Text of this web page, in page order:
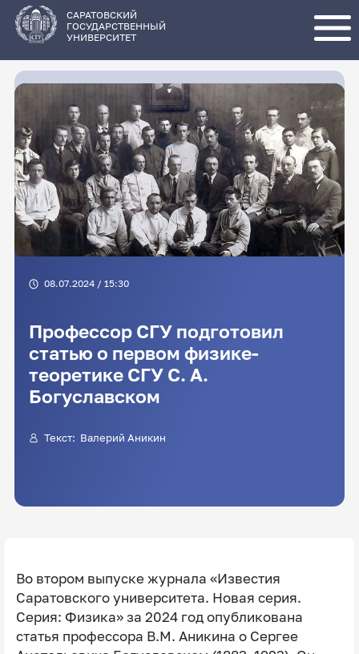
основному
содержанию
САРАТОВСКИЙ
ГОСУДАРСТВЕННЫЙ
УНИВЕРСИТЕТ
08.07.2024 / 15:30
Профессор СГУ подготовил
статью о первом физике-
теоретике СГУ С. А.
Богуславском
Текст: Валерий Аникин
Во втором выпуске журнала «Известия
Саратовского университета. Новая серия.
Серия: Физика» за 2024 год опубликована
статья профессора В.М. Аникина о Сергее